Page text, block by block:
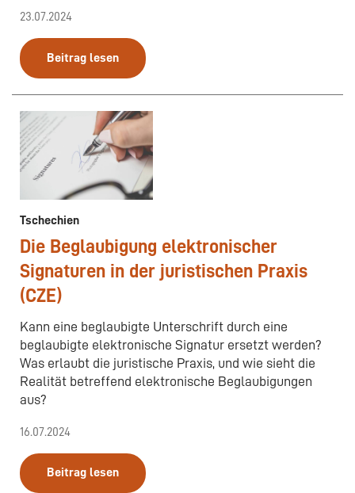
23.07.2024
Beitrag lesen
Tschechien
Die Beglaubigung elektronischer
Signaturen in der juristischen Praxis
(CZE)
Kann eine beglaubigte Unterschrift durch eine
beglaubigte elektronische Signatur ersetzt werden?
Was erlaubt die juristische Praxis, und wie sieht die
Realität betreffend elektronische Beglaubigungen
aus?
16.07.2024
Beitrag lesen